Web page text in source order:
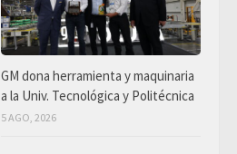
GM dona herramienta y maquinaria
a la Univ. Tecnológica y Politécnica
5 AGO, 2026